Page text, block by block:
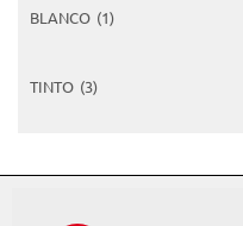
BLANCO (1)
TINTO (3)